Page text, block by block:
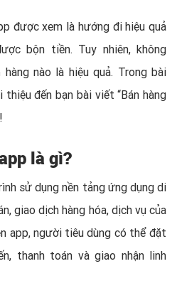
được xem là hướng đi hiệu quả
bộn tiền. Tuy nhiên, không
nào là hiệu quả. Trong bài
đến bạn bài viết “Bán hàng
là gì?
sử dụng nền tảng ứng dụng di
giao dịch hàng hóa, dịch vụ của
app, người tiêu dùng có thể đặt
thanh toán và giao nhận linh